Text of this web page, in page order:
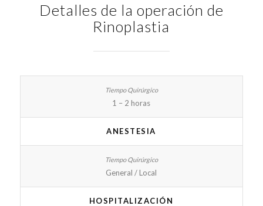
Detalles de la operación de
Rinoplastia
1 – 2 horas
ANESTESIA
General / Local
HOSPITALIZACIÓN